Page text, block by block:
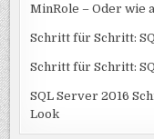
MinRole – Oder wie
Schritt für Schritt:
Schritt für Schritt:
SQL Server 2016
Look